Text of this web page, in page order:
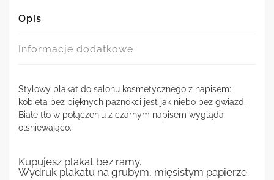
Opis
Informacje dodatkowe
Stylowy plakat do salonu kosmetycznego z napisem:
kobieta bez pięknych paznokci jest jak niebo bez gwiazd.
Białe tło w połączeniu z czarnym napisem wygląda
olśniewająco.
Kupujesz plakat bez ramy.
Wydruk plakatu na grubym, mięsistym papierze.